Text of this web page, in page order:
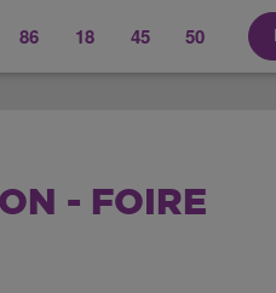
86 18 45 50
- FOIRE